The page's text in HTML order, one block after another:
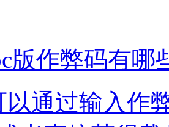
版作弊码有哪
以通过输入作